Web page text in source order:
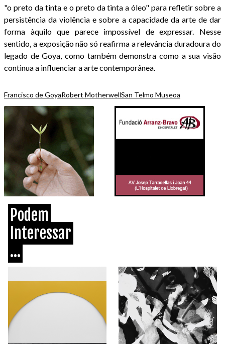
"o preto da tinta e o preto da tinta a óleo" para refletir sobre a
persistência da violência e sobre a capacidade da arte de dar
forma àquilo que parece impossível de expressar. Nesse
sentido, a exposição não só reafirma a relevância duradoura do
legado de Goya, como também demonstra como a sua visão
continua a influenciar a arte contemporânea.
Francisco de GoyaRobert MotherwellSan Telmo Museoa
Podem
Interessar
...